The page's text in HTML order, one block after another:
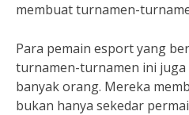
membuat turnamen-
Para pemain esport yang
turnamen-turnamen ini juga
banyak orang. Mereka
bukan hanya sekedar